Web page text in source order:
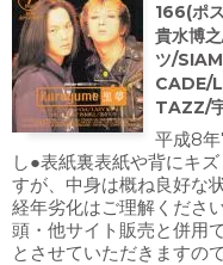
166(ポ
貴水博
ツ/
CADE/
TAZZ/
平成8
し●表紙裏表紙や背にキ
すが、中身は概ね良好な
経年劣化はご理解くださ
頭・他サイト販売と併用
とさせていただきますの